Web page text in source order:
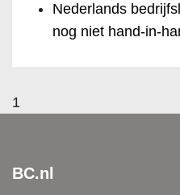
Nederlands
nog niet hand-in-
1
BC.nl